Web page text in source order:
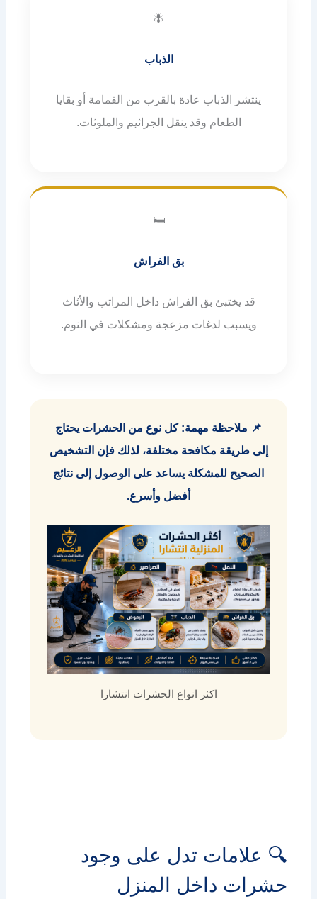
🪰
الذباب
ينتشر الذباب عادة بالقرب من القمامة أو بقايا
الطعام وقد ينقل الجراثيم والملوثات.
🛏️
بق الفراش
قد يختبئ بق الفراش داخل المراتب والأثاث
ويسبب لدغات مزعجة ومشكلات في النوم.
📌 ملاحظة مهمة: كل نوع من الحشرات يحتاج
إلى طريقة مكافحة مختلفة، لذلك فإن التشخيص
الصحيح للمشكلة يساعد على الوصول إلى نتائج
أفضل وأسرع.
اكثر انواع الحشرات انتشارا
🔍 علامات تدل على وجود
حشرات داخل المنزل